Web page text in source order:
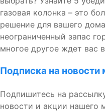
газовая колонка – это
решение для вашего
неограниченный запас
многое другое ждет вас
Подписка на новости
Подпишитесь на
новости и акции нашего